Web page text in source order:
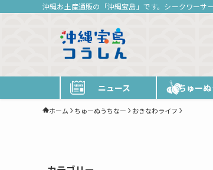
沖縄お土産通販の「沖縄宝島」です。シークワーサ
ニュース ちゅー
ホーム ちゅーぬうちなー おきなわライフ